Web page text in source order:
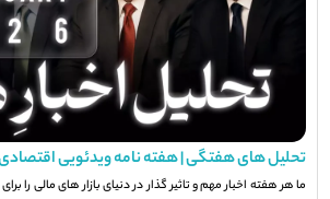
تحلیل های هفتگی | هفته نامه ویدئویی
ما هر هفته اخبار مهم و تاثیر گذار در دنیای بازار های مالی را